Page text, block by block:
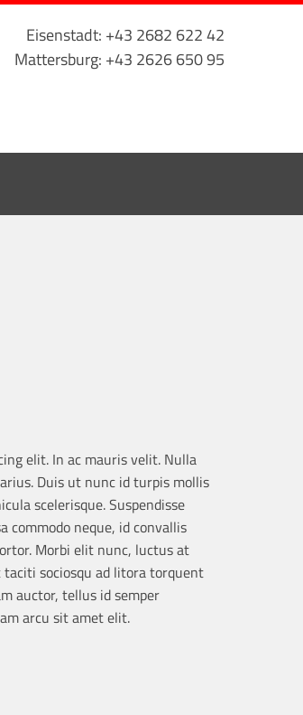
Eisenstadt: +43 2682 622 42
Mattersburg: +43 2626 650 95
elit. In ac mauris velit. Nulla
Duis ut nunc id turpis mollis
scelerisque. Suspendisse
commodo neque, id convallis
Morbi elit nunc, luctus at
sociosqu ad litora torquent
auctor, tellus id semper
arcu sit amet elit.